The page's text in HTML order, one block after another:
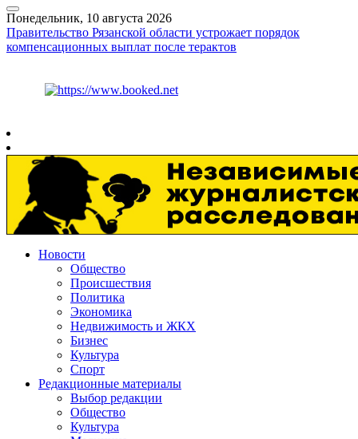
Понедельник, 10 августа 2026
Правительство Рязанской области устрожает порядок
компенсационных выплат после терактов
Новости
Общество
Происшествия
Политика
Экономика
Недвижимость и ЖКХ
Бизнес
Культура
Спорт
Редакционные материалы
Выбор редакции
Общество
Культура